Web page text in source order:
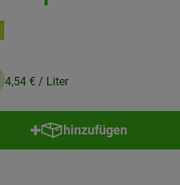
4,54 € / Liter
hinzufügen
Produkt zum